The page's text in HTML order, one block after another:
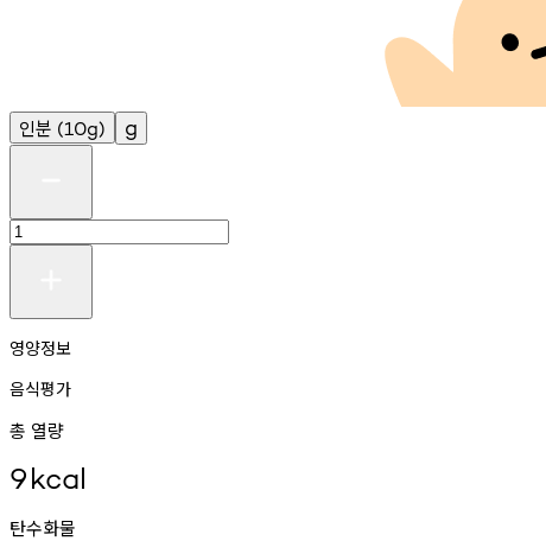
인분 (10g) g
영양정보
음식평가
총 열량
9kcal
탄수화물